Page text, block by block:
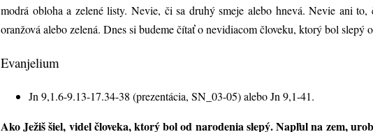
modrá obloha a zelené listy. Nevie, či sa druhý smeje alebo hnevá. Nevie ani to,
oranžová alebo zelená. Dnes si budeme čítať o nevidiacom človeku, ktorý bol slepý
Evanjelium
Jn 9,1.6-9.13-17.34-38 (prezentácia, SN_03-05) alebo Jn 9,1-41.
Ako Ježiš šiel, videl človeka, ktorý bol od narodenia slepý. Napľul na zem,